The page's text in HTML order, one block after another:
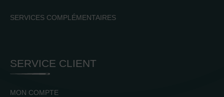
SERVICES COMPLÉMENTAIRES
SERVICE CLIENT
MON COMPTE